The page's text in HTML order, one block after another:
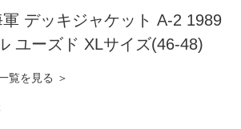
デッキジャケット A-2 1989
ユーズド XLサイズ(46-48)
覧を見る ＞